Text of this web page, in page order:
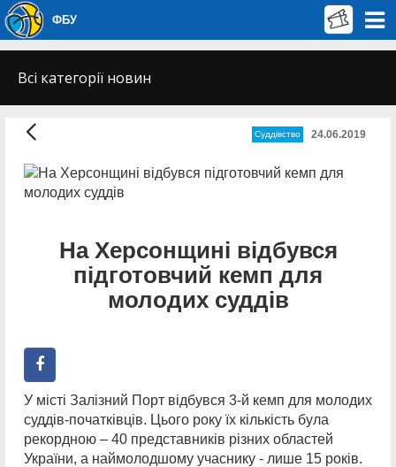
ФБУ
Всі категорії новин
Суддівство 24.06.2019
На Херсонщині відбувся
підготовчий кемп для
молодих суддів
У місті Залізний Порт відбувся 3-й кемп для молодих
суддів-початківців. Цього року їх кількість була
рекордною – 40 представників різних областей
України, а наймолодшому учаснику - лише 15 років.